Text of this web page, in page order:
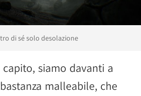
di sé solo desolazione
siamo davanti a
malleabile, che